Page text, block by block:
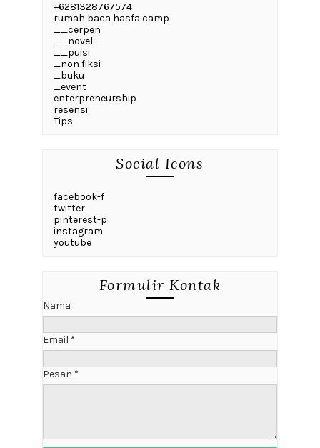
+6281328767574
rumah baca hasfa camp
__cerpen
__novel
__puisi
_non fiksi
_buku
_event
enterpreneurship
resensi
Tips
Social Icons
facebook-f
twitter
pinterest-p
instagram
youtube
Formulir Kontak
Nama
Email *
Pesan *